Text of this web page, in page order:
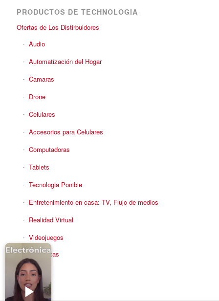
PRODUCTOS DE TECHNOLOGIA
Ofertas de Los Distirbuidores
Audio
Automatización del Hogar
Camaras
Drone
Celulares
Accesorios para Celulares
Computadoras
Tablets
Tecnologia Ponible
Entretenimiento en casa: TV, Flujo de medios
Realidad Virtual
Videojuegos
Reciba Ofertas